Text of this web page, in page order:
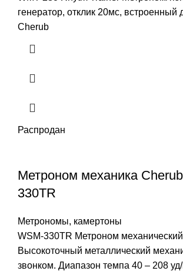
генератор, отклик 20мс, встроенный
Cherub
Распродан
Метроном механика
330TR
Метрономы, камертоны
WSM-330TR Метроном
Высокоточный металлический
звонком. Диапазон темпа 40 – 208